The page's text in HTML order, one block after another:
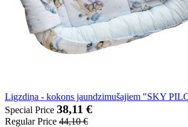
Ligzdiņa - kokons jaundzimušajiem "SKY
Special Price 38,11 €
Regular Price 44,10 €